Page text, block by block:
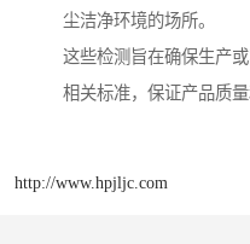
尘洁净环境的场所。
这些检测旨在确保生产
相关标准，保证产品质量
http://www.hpjljc.com